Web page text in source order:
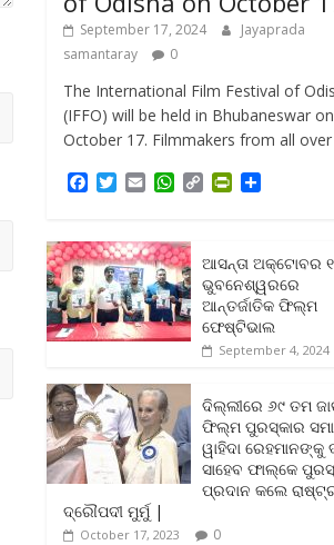
September 17, 2024
Jayaprada
samantaray
0
The International Film Festival of
(IFFO) will be held in Bhubaneswar on
October 17. Filmmakers from all
e
b
o
o
k
T
t
t
e
r
E
i
l
W
t
s
A
p
p
C
L
i
n
k
P
t
F
r
i
e
n
l
y
e
ଆସନ୍ତା ଅକ୍ଟୋବର
ଭୁବନେଶ୍ୱରରେ
ଆନ୍ତର୍ଜାତିକ ଫିଲ୍ମ
ଫେଷ୍ଟିଭାଲ
September 4, 2024
ଦିଲ୍ଲୀରେ ୬୯ ତମ
ଫିଲ୍ମ ପୁରସ୍କାର
ୱାହିଦା ରେହମାନଙ୍କୁ
ସାହେବ ଫାଲ୍‌କେ
ପ୍ରଦାନ କଲେ
ଦ୍ରୌପଦୀ ମୁର୍ମୁ |
October 17, 2023 0